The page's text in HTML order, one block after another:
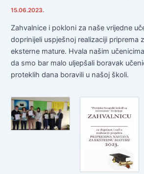
15.06.2023.
Zahvalnice i pokloni za naše vrijedne
doprinijeli uspješnoj realizaciji priprema
eksterne mature. Hvala našim
da smo bar malo uljepšali boravak
proteklih dana boravili u našoj školi.